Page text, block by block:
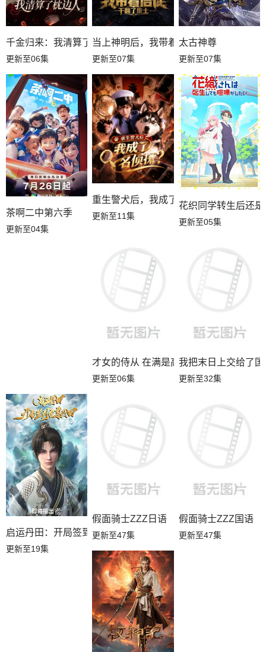
千金归来：我清算了枕边人
更新至06集
当上神明后，我带着信徒干翻了废土
更新至07集
太古神尊
更新至07集
茶啊二中第六季
更新至04集
重生警犬后，我成了名侦探？
更新至11集
花织同学转生后还
更新至05集
才女的侍从 在满是高岭之花的贵族学校
更新至06集
我把末日上交给了国
更新至32集
启运丹田：开局签到至尊丹田
更新至19集
假面骑士ZZZ日语
更新至47集
假面骑士ZZZ国语
更新至47集